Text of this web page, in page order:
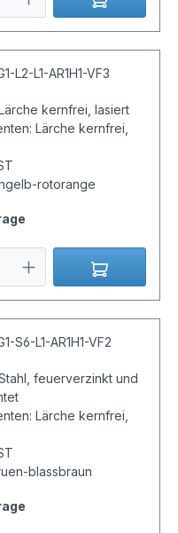
L2-L1-AR1H1-VF3
kernfrei, lasiert
Lärche kernfrei,
rotorange
S6-L1-AR1H1-VF2
feuerverzinkt und
Lärche kernfrei,
blassbraun